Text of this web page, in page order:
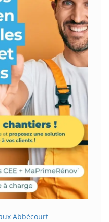
Abbécourt